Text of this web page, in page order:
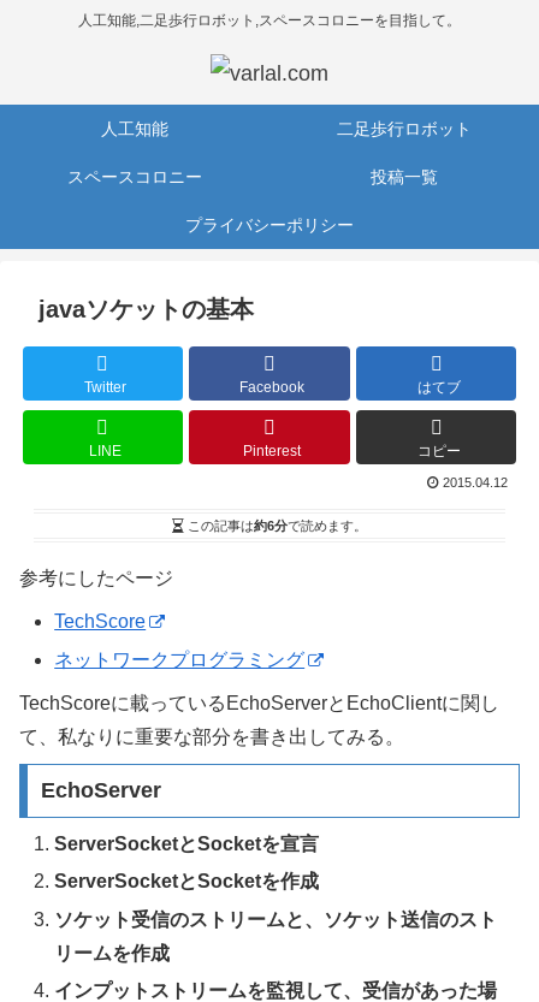
人工知能,二足歩行ロボット,スペースコロニーを目指して。
人工知能 二足歩行ロボット
スペースコロニー 投稿一覧
プライバシーポリシー
javaソケットの基本
Twitter Facebook はてブ
LINE Pinterest コピー
2015.04.12
この記事は約6分で読めます。
参考にしたページ
TechScore
ネットワークプログラミング
TechScoreに載っているEchoServerとEchoClientに関し
て、私なりに重要な部分を書き出してみる。
EchoServer
ServerSocketとSocketを宣言
ServerSocketとSocketを作成
ソケット受信のストリームと、ソケット送信のスト
リームを作成
インプットストリームを監視して、受信があった場